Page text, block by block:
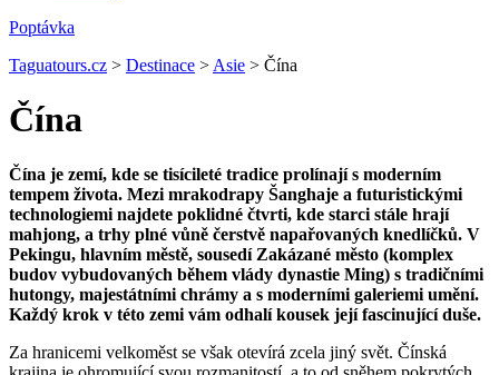
Poptávka
Taguatours.cz > Destinace > Asie > Čína
Čína
Čína je zemí, kde se tisícileté tradice prolínají s moderním
tempem života. Mezi mrakodrapy Šanghaje a futuristickými
technologiemi najdete poklidné čtvrti, kde starci stále hrají
mahjong, a trhy plné vůně čerstvě napařovaných knedlíčků. V
Pekingu, hlavním městě, sousedí Zakázané město (komplex
budov vybudovaných během vlády dynastie Ming) s tradičními
hutongy, majestátními chrámy a s moderními galeriemi umění.
Každý krok v této zemi vám odhalí kousek její fascinující duše.
Za hranicemi velkoměst se však otevírá zcela jiný svět. Čínská